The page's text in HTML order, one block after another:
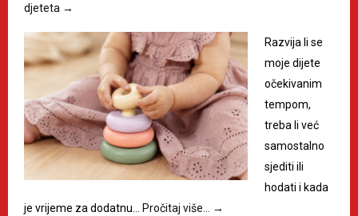
djeteta →
Razvija li se
moje dijete
očekivanim
tempom,
treba li već
samostalno
sjediti ili
hodati i kada
je vrijeme za dodatnu… Pročitaj više… →